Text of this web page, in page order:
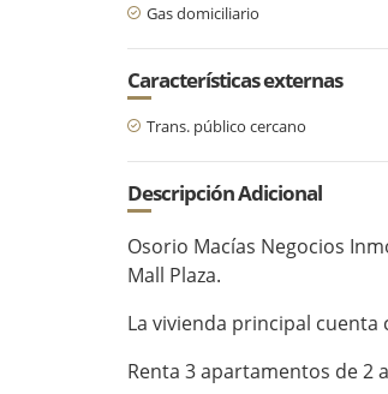
Gas domiciliario
Características externas
Trans. público cercano
Descripción Adicional
Osorio Macías Negocios
Mall Plaza.
La vivienda principal cuenta
Renta 3 apartamentos de 2